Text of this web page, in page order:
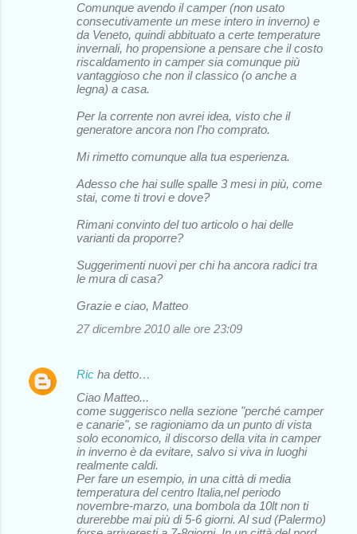
Comunque avendo il camper (non usato
consecutivamente un mese intero in inverno) e
da Veneto, quindi abbituato a certe temperature
invernali, ho propensione a pensare che il costo
riscaldamento in camper sia comunque più
vantaggioso che non il classico (o anche a
legna) a casa.
Per la corrente non avrei idea, visto che il
generatore ancora non l'ho comprato.
Mi rimetto comunque alla tua esperienza.
Adesso che hai sulle spalle 3 mesi in più, come
stai, come ti trovi e dove?
Rimani convinto del tuo articolo o hai delle
varianti da proporre?
Suggerimenti nuovi per chi ha ancora radici tra
le mura di casa?
Grazie e ciao, Matteo
27 dicembre 2010 alle ore 23:09
Ric ha detto…
Ciao Matteo...
come suggerisco nella sezione "perché camper
e canarie", se ragioniamo da un punto di vista
solo economico, il discorso della vita in camper
in inverno è da evitare, salvo si viva in luoghi
realmente caldi.
Per fare un esempio, in una città di media
temperatura del centro Italia,nel periodo
novembre-marzo, una bombola da 10lt non ti
durerebbe mai più di 5-6 giorni. Al sud (Palermo)